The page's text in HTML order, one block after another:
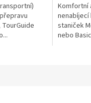
Komfortní
staniček
nebo